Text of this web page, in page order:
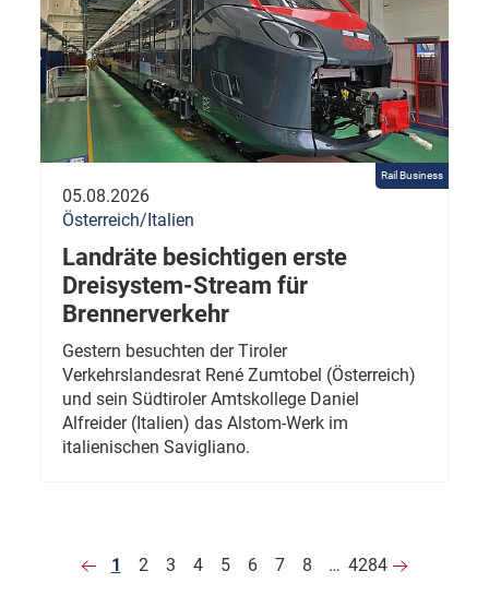
Rail Business
05.08.2026
Österreich/Italien
Landräte besichtigen erste
Dreisystem-Stream für
Brennerverkehr
Gestern besuchten der Tiroler
Verkehrslandesrat René Zumtobel (Österreich)
und sein Südtiroler Amtskollege Daniel
Alfreider (Italien) das Alstom-Werk im
italienischen Savigliano.
1 2 3 4 5 6 7 8 … 4284